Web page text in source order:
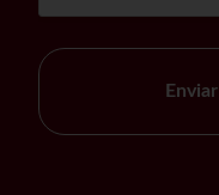
Enviar